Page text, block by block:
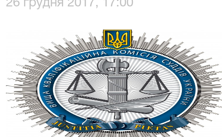
26 грудня 2017, 17:00